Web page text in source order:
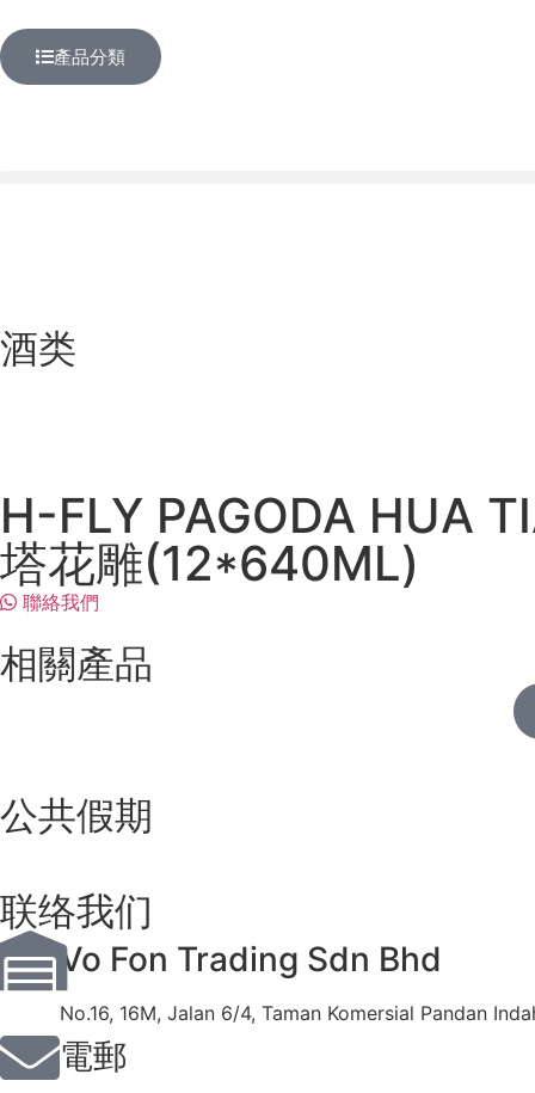
產品分類
酒类
H-FLY PAGODA HUA
塔花雕(12*640ML)
聯絡我們
相關產品
公共假期
联络我们
Vo Fon Trading Sdn Bhd
No.16, 16M, Jalan 6/4, Taman Komersial Pandan
電郵